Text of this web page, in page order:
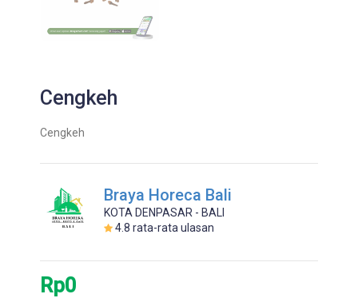
Cengkeh
Cengkeh
Braya Horeca Bali
KOTA DENPASAR - BALI
4.8 rata-rata ulasan
Rp0